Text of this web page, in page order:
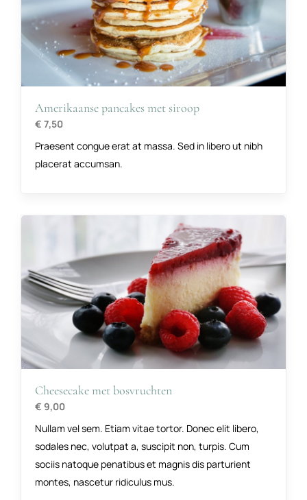
Amerikaanse pancakes met siroop
€ 7,50
Praesent congue erat at massa. Sed in libero ut nibh
placerat accumsan.
Cheesecake met bosvruchten
€ 9,00
Nullam vel sem. Etiam vitae tortor. Donec elit libero,
sodales nec, volutpat a, suscipit non, turpis. Cum
sociis natoque penatibus et magnis dis parturient
montes, nascetur ridiculus mus.